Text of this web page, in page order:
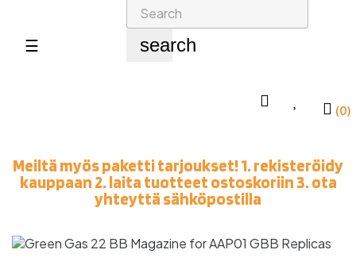
Toggle
☰ search
(0)
Meiltä myös paketti tarjoukset! 1. rekisteröidy
kauppaan 2. laita tuotteet ostoskoriin 3. ota
yhteyttä sähköpostilla